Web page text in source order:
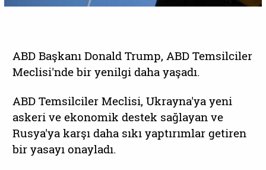
ABD Başkanı Donald Trump, ABD Temsilciler
Meclisi'nde bir yenilgi daha yaşadı.
ABD Temsilciler Meclisi, Ukrayna'ya yeni
askeri ve ekonomik destek sağlayan ve
Rusya'ya karşı daha sıkı yaptırımlar getiren
bir yasayı onayladı.